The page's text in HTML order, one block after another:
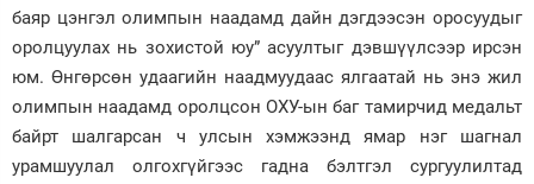
баяр цэнгэл олимпын наадамд дайн дэгдээсэн оросуудыг
оролцуулах нь зохистой юу” асуултыг дэвшүүлсээр ирсэн
юм. Өнгөрсөн удаагийн наадмуудаас ялгаатай нь энэ жил
олимпын наадамд оролцсон ОХУ-ын баг тамирчид медальт
байрт шалгарсан ч улсын хэмжээнд ямар нэг шагнал
урамшуулал олгохгүйгээс гадна бэлтгэл сургуулилтад